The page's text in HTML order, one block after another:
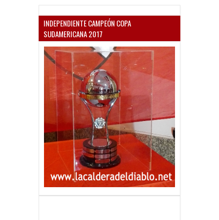
INDEPENDIENTE CAMPEÓN COPA
SUDAMERICANA 2017